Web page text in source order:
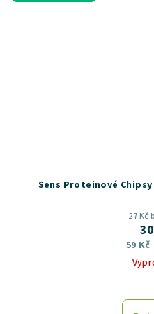
Sens Proteinové
27 Kč
59 Kč